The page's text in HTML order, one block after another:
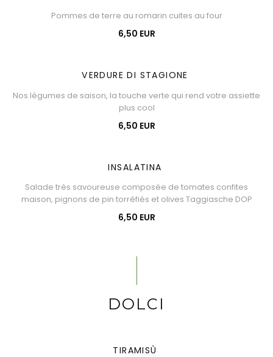
Pommes de terre au romarin cuites au four
6,50 EUR
VERDURE DI STAGIONE
Nos légumes de saison, la touche verte qui rend votre assiette
plus cool
6,50 EUR
INSALATINA
Salade très savoureuse composée de tomates confites
maison, pignons de pin torréfiés et olives Taggiasche DOP
6,50 EUR
DOLCI
TIRAMISÙ